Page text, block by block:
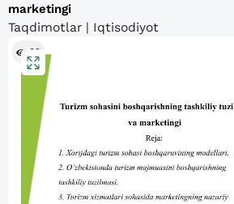
marketingi
Taqdimotlar | Iqtisodiyot
92